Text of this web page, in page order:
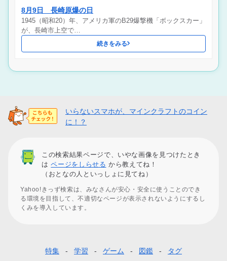
8月9日 長崎原爆の日
1945（昭和20）年、アメリカ軍のB29爆撃機「ボックスカー」
が、長崎市上空で…
続きをみる
いらないスマホが、マインクラフトのコイン
に！？
この検索結果ページで、いやな画像を見つけたとき
はページをしらせる から教えてね！
（おとなの人といっしょに見てね）
Yahoo!きっず検索は、みなさんが安心・安全に使うことのでき
る環境を目指して、不適切なページが表示されないようにするし
くみを導入しています。
特集 学習 ゲーム 図鑑 タグ